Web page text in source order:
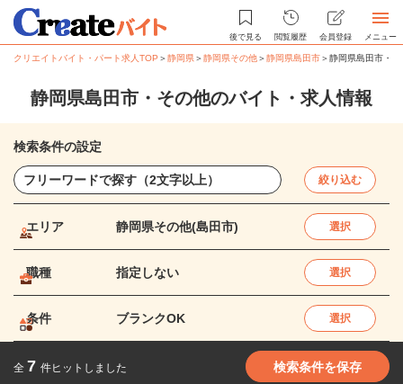
後で見る 閲覧履歴 会員登録 メニュー
クリエイトバイト・パート求人TOP ＞静岡県＞静岡県その他＞静岡県島田市＞静岡県島田市・
静岡県島田市・その他のバイト・求人情報
検索条件の設定
絞り込む
エリア 静岡県その他(島田市) 選択
職種 指定しない 選択
条件 ブランクOK 選択
全 7 件ヒットしました 検索条件を保存